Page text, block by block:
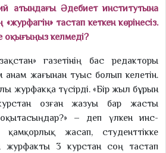
атында­ғы Әдебиет институтына
тас­тап кеткен көрінесіз.
оқығыңыз келмеді?
га­зетінің бас редакторы
анам жағынан туыс болып келетін.
журфакқа түсірді. «Бір жыл бұрын
озған жазуы бар жасты
оқы­та­сыңдар?» – деп үлкен инс­
қамқорлық жасап, студенттікке
журфакты 3 курстан соң тастап